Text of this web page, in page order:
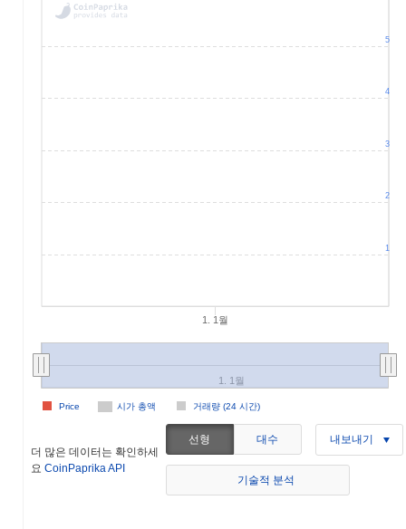
1. 1월
시가 총액 거래량 (24 시간)
Price
1. 1월
1
2
3
4
5
더 많은 데이터는 확인하세
요 CoinPaprika API
선형 대수 내보내기
기술적 분석